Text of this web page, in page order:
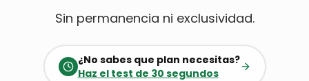
Sin permanencia ni exclusividad.
¿No sabes que plan necesitas?
Haz el test de 30 segundos